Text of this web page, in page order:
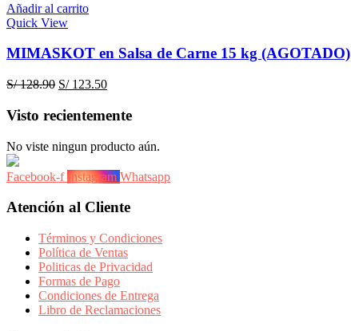
Añadir al carrito
Quick View
MIMASKOT en Salsa de Carne 15 kg (AGOTADO)
S/128.90 El
original
S/ 128.90.
S/123.50El
actual
S/ 123.50.
Visto recientemente
No viste ningun producto aún.
Facebook-f Instagram Whatsapp
Atención al Cliente
Términos y Condiciones
Política de Ventas
Politicas de Privacidad
Formas de Pago
Condiciones de Entrega
Libro de Reclamaciones